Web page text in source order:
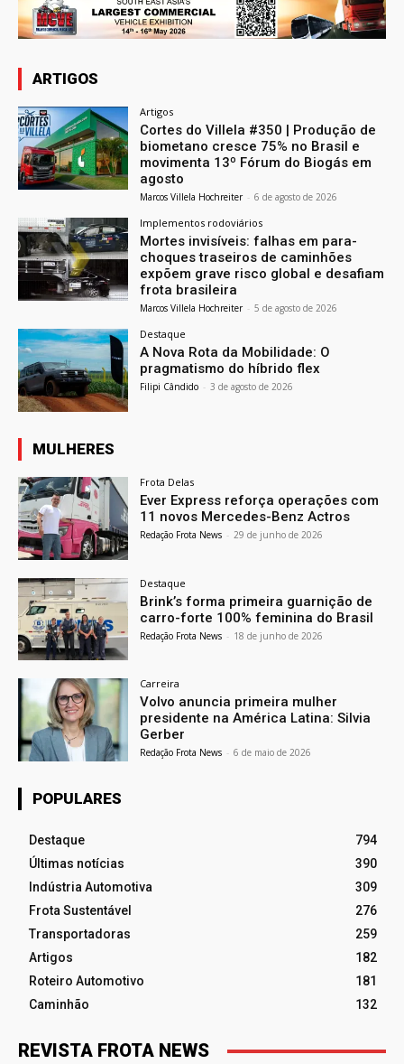
ARTIGOS
Artigos
Cortes do Villela #350 | Produção de
biometano cresce 75% no Brasil e
movimenta 13º Fórum do Biogás em
agosto
Marcos Villela Hochreiter - 6 de agosto de 2026
Implementos rodoviários
Mortes invisíveis: falhas em para-
choques traseiros de caminhões
expõem grave risco global e desafiam
frota brasileira
Marcos Villela Hochreiter - 5 de agosto de 2026
Destaque
A Nova Rota da Mobilidade: O
pragmatismo do híbrido flex
Filipi Cândido - 3 de agosto de 2026
MULHERES
Frota Delas
Ever Express reforça operações com
11 novos Mercedes-Benz Actros
Redação Frota News - 29 de junho de 2026
Destaque
Brink’s forma primeira guarnição de
carro-forte 100% feminina do Brasil
Redação Frota News - 18 de junho de 2026
Carreira
Volvo anuncia primeira mulher
presidente na América Latina: Silvia
Gerber
Redação Frota News - 6 de maio de 2026
POPULARES
Destaque
794
Últimas notícias
390
Indústria Automotiva
309
Frota Sustentável
276
Transportadoras
259
Artigos
182
Roteiro Automotivo
181
Caminhão
132
REVISTA FROTA NEWS